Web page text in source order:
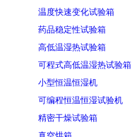
温度快速变化试验箱
药品稳定性试验箱
高低温湿热试验箱
可程式高低温湿热试验箱
小型恒温恒湿机
可编程恒温恒湿试验机
精密干燥试验箱